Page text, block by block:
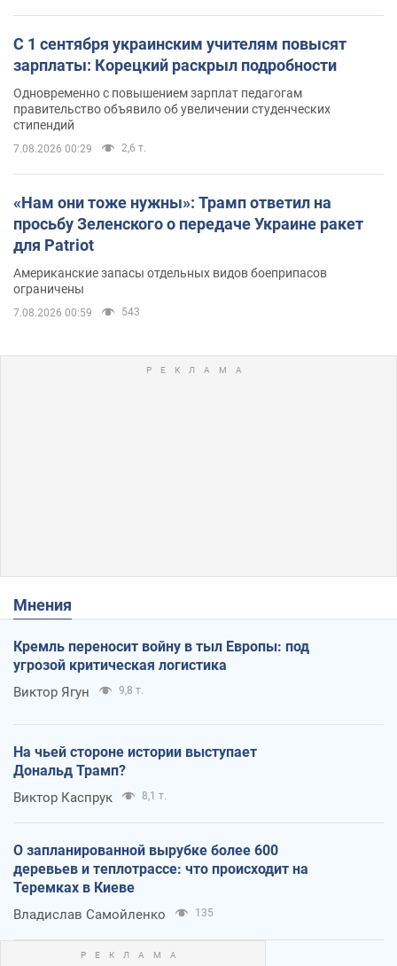
С 1 сентября украинским учителям повысят
зарплаты: Корецкий раскрыл подробности
Одновременно с повышением зарплат педагогам
правительство объявило об увеличении студенческих
стипендий
7.08.2026 00:29 2,6 т.
«Нам они тоже нужны»: Трамп ответил на
просьбу Зеленского о передаче Украине ракет
для Patriot
Американские запасы отдельных видов боеприпасов
ограничены
7.08.2026 00:59 543
Мнения
Кремль переносит войну в тыл Европы: под
угрозой критическая логистика
Виктор Ягун 9,8 т.
На чьей стороне истории выступает
Дональд Трамп?
Виктор Каспрук 8,1 т.
О запланированной вырубке более 600
деревьев и теплотрассе: что происходит на
Теремках в Киеве
Владислав Самойленко 135